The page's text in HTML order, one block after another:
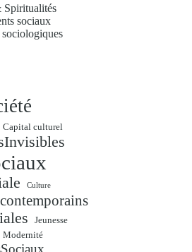
Spiritualités
sociaux
Capital culturel
Culture
Jeunesse
Modernité